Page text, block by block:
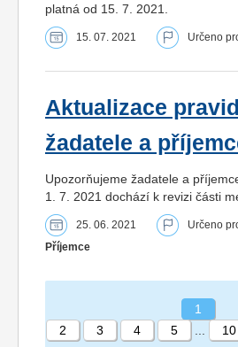
platná od 15. 7. 2021.
15. 07. 2021 Určeno
Aktualizace
žadatele a
Upozorňujeme žadatele a
1. 7. 2021 dochází k revizi části
25. 06. 2021 Určeno
Příjemce
1
2
3 4 5 10